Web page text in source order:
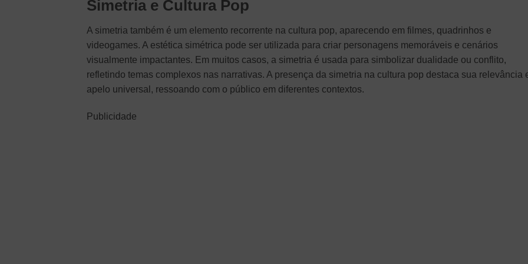
Simetria e Cultura Pop
A simetria também é um elemento recorrente na cultura pop, aparecendo em filmes, quadrinhos e
videogames. A estética simétrica pode ser utilizada para criar personagens memoráveis e cenários
visualmente impactantes. Em muitos casos, a simetria é usada para simbolizar dualidade ou conflito,
refletindo temas complexos nas narrativas. A presença da simetria na cultura pop destaca sua relevância
apelo universal, ressoando com o público em diferentes contextos.
Publicidade